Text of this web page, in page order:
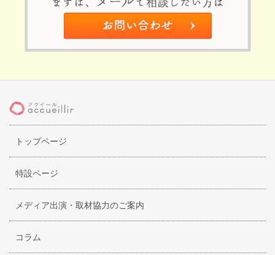
トップページ
特設ページ
メディア出演・取材協力のご案内
コラム